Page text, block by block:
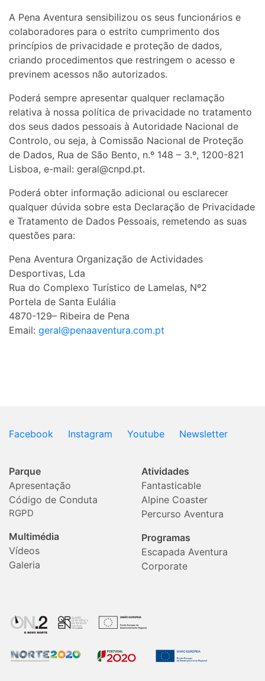
A Pena Aventura sensibilizou os seus funcionários e
colaboradores para o estrito cumprimento dos
princípios de privacidade e proteção de dados,
criando procedimentos que restringem o acesso e
previnem acessos não autorizados.
Poderá sempre apresentar qualquer reclamação
relativa à nossa política de privacidade no tratamento
dos seus dados pessoais à Autoridade Nacional de
Controlo, ou seja, à Comissão Nacional de Proteção
de Dados, Rua de São Bento, n.º 148 – 3.º, 1200-821
Lisboa, e-mail: geral@cnpd.pt.
Poderá obter informação adicional ou esclarecer
qualquer dúvida sobre esta Declaração de Privacidade
e Tratamento de Dados Pessoais, remetendo as suas
questões para:
Pena Aventura Organização de Actividades
Desportivas, Lda
Rua do Complexo Turístico de Lamelas, Nº2
Portela de Santa Eulália
4870-129– Ribeira de Pena
Email: geral@penaaventura.com.pt
Facebook Instagram Youtube Newsletter
Parque
Apresentação
Código de Conduta
RGPD
Multimédia
Vídeos
Galeria
Atividades
Fantasticable
Alpine Coaster
Percurso Aventura
Programas
Escapada Aventura
Corporate